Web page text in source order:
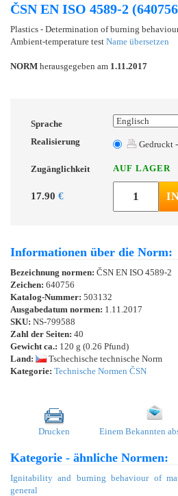
ČSN EN ISO 4589-2
Plastics - Determination of burning
Ambient-temperature test Name übersetzen
NORM herausgegeben am 1.11.2017
Sprache
Realisierung
Gedruckt
Zugänglichkeit AUF LAGER
17.90 €
Informationen über die Norm:
Bezeichnung normen: ČSN EN ISO 4589-2
Zeichen: 640756
Katalog-Nummer: 503132
Ausgabedatum normen: 1.11.2017
SKU: NS-799588
Zahl der Seiten: 40
Gewicht ca.: 120 g (0.26 Pfund)
Land:
Tschechische technische Norm
Kategorie: Technische Normen ČSN
Drucken Einem Bekannten
Kategorie - ähnliche Normen:
Ignitability and burning behaviour of
general